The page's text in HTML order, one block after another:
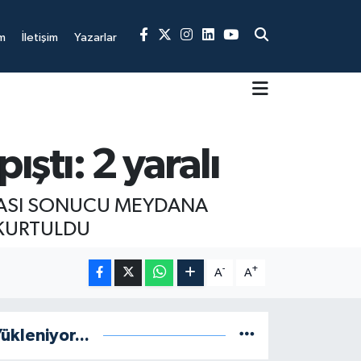
İletişim Yazarlar
2 yaralı
SONUCU MEYDANA
A- A+